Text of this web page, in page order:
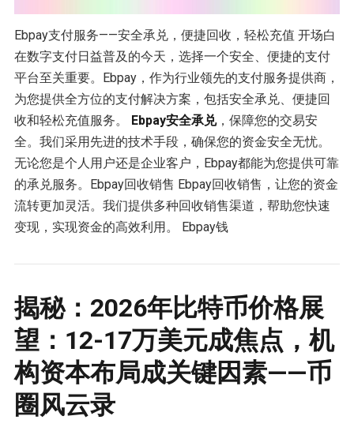
Ebpay支付服务——安全承兑，便捷回收，轻松充值 开场白
在数字支付日益普及的今天，选择一个安全、便捷的支付
平台至关重要。Ebpay，作为行业领先的支付服务提供商，
为您提供全方位的支付解决方案，包括安全承兑、便捷回
收和轻松充值服务。 Ebpay安全承兑，保障您的交易安
全。我们采用先进的技术手段，确保您的资金安全无忧。
无论您是个人用户还是企业客户，Ebpay都能为您提供可靠
的承兑服务。Ebpay回收销售 Ebpay回收销售，让您的资金
流转更加灵活。我们提供多种回收销售渠道，帮助您快速
变现，实现资金的高效利用。 Ebpay钱
揭秘：2026年比特币价格展
望：12-17万美元成焦点，机
构资本布局成关键因素——币
圈风云录